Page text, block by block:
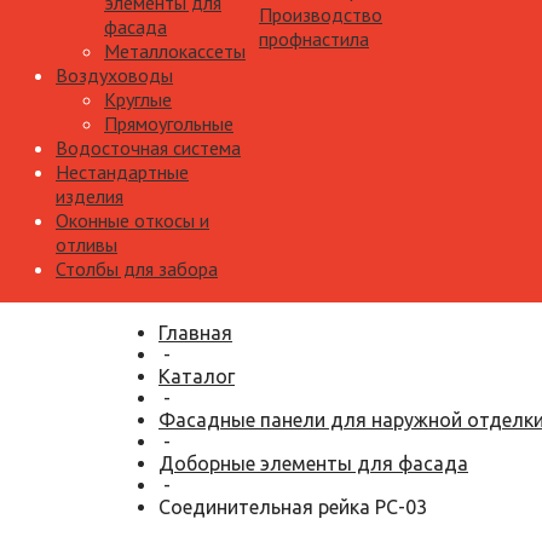
фасада
Металлокассеты
Воздуховоды
Круглые
Прямоугольные
Водосточная система
Нестандартные
изделия
Оконные откосы и
отливы
Столбы для забора
Производство
профнастила
Главная
-
Каталог
-
Фасадные панели для наружной отделки
-
Доборные элементы для фасада
-
Соединительная рейка РС-03